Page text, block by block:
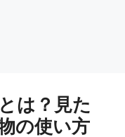
は？見た
の使い方